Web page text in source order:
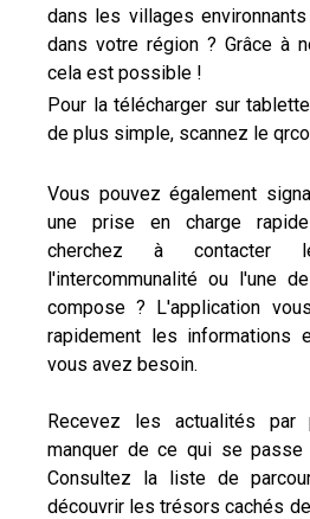
dans les villages
dans votre région ? Grâce à
cela est possible !
Pour la télécharger sur
de plus simple, scannez le
Vous pouvez également
une prise en charge
cherchez à contacter
l'intercommunalité ou l'une
compose ? L'application
rapidement les informations
vous avez besoin.
Recevez les actualités par
manquer de ce qui se
Consultez la liste de
découvrir les trésors cachés